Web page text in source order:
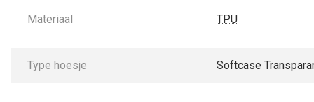
Materiaal TPU
Type hoesje Softcase